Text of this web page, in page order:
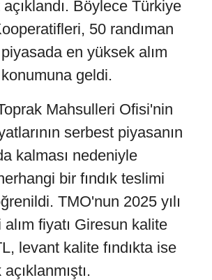
Böylece Türkiye
50 randıman
en yüksek alım
geldi.
Mahsulleri Ofisi'nin
serbest piyasanın
kalması nedeniyle
bir fındık teslimi
TMO'nun 2025 yılı
fiyatı Giresun kalite
levant kalite fındıkta ise